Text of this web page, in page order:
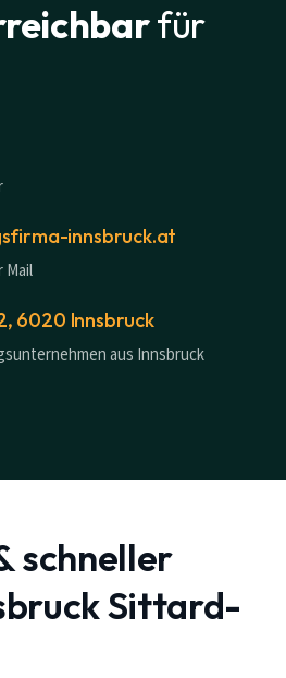
für
innsbruck.at
Mail
6020 Innsbruck
aus Innsbruck
schneller
Sittard-